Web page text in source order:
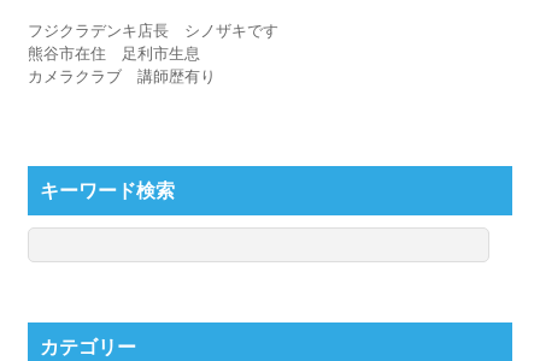
フジクラデンキ店長 シノザキです
熊谷市在住 足利市生息
カメラクラブ 講師歴有り
キーワード検索
カテゴリー